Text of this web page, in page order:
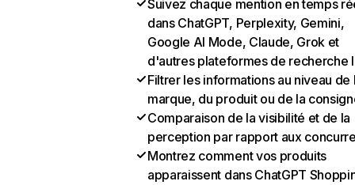
Suivez chaque mention en temps
dans ChatGPT, Perplexity, Gemini,
Google AI Mode, Claude, Grok et
d'autres plateformes de recherche
Filtrer les informations au niveau de
marque, du produit ou de la
Comparaison de la visibilité et de la
perception par rapport aux
Montrez comment vos produits
apparaissent dans ChatGPT